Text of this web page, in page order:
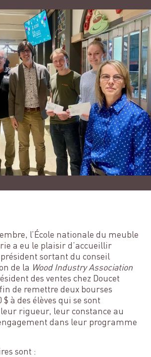
l’École nationale du meuble
a eu le plaisir d’accueillir
président sortant du conseil
de la Wood Industry Association
des ventes chez Doucet
de remettre deux bourses
$ à des élèves qui se sont
rigueur, leur constance au
dans leur programme
sont :